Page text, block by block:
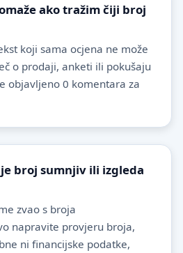
ako tražim čiji broj
koji sama ocjena ne može
o prodaji, anketi ili pokušaju
objavljeno 0 komentara za
broj sumnjiv ili izgleda
zvao s broja
napravite provjeru broja,
ni financijske podatke,